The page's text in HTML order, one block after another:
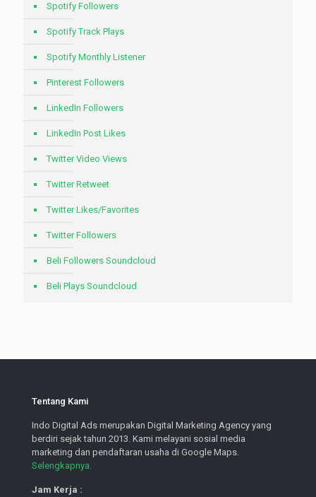
Spotify Followers
Spotify Track Plays
Spotify Monthly Listener
Pinterest Followers
LinkedIn Followers
LinkedIn Post Likes
Twitter Video Views
Twitter Retweet
Twitter Likes/Favorites
Twitter Followers
Beli Followers Soundcloud
Beli Plays Soundcloud
Tentang Kami
Indo Digital Ads merupakan Digital Marketing Agency yang
berdiri sejak tahun 2013. Kami melayani sosial media
marketing dan pendaftaran usaha di Google Maps.
Selengkapnya.
Jam Kerja :